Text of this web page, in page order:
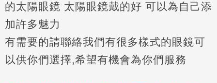
的太陽眼鏡 太陽眼鏡戴的好 可以為自己添
加許多魅力
有需要的請聯絡我們有很多樣式的眼鏡可
以供你們選擇,希望有機會為你們服務